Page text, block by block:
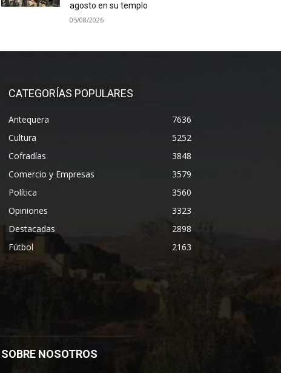
agosto en su templo
05/08/2026
CATEGORÍAS POPULARES
Antequera
7636
Cultura
5252
Cofradías
3848
Comercio y Empresas
3579
Política
3560
Opiniones
3323
Destacadas
2898
Fútbol
2163
SOBRE NOSOTROS